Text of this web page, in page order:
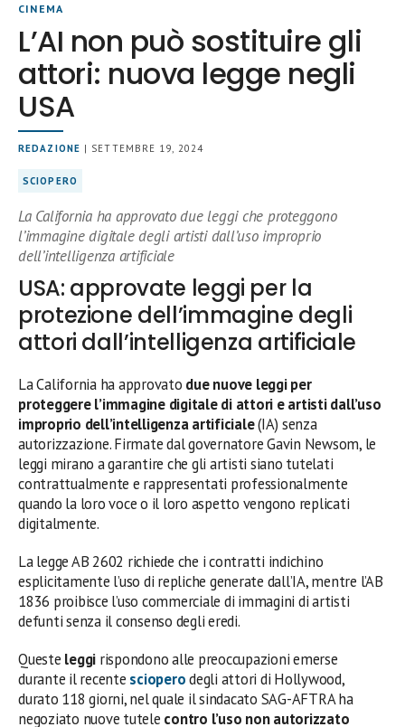
CINEMA
L’AI non può sostituire gli
attori: nuova legge negli
USA
REDAZIONE | SETTEMBRE 19, 2024
SCIOPERO
La California ha approvato due leggi che proteggono
l’immagine digitale degli artisti dall’uso improprio
dell’intelligenza artificiale
USA: approvate leggi per la
protezione dell’immagine degli
attori dall’intelligenza artificiale
La California ha approvato due nuove leggi per
proteggere l’immagine digitale di attori e artisti dall’uso
improprio dell’intelligenza artificiale(IA) senza
autorizzazione. Firmate dal governatore Gavin Newsom, le
leggi mirano a garantire che gli artisti siano tutelati
contrattualmente e rappresentati professionalmente
quando la loro voce o il loro aspetto vengono replicati
digitalmente.
La legge AB 2602 richiede che i contratti indichino
esplicitamente l’uso di repliche generate dall’IA, mentre l’AB
1836 proibisce l’uso commerciale di immagini di artisti
defunti senza il consenso degli eredi.
Queste leggi rispondono alle preoccupazioni emerse
durante il recente scioperodegli attori di Hollywood,
durato 118 giorni, nel quale il sindacato SAG-AFTRA ha
negoziato nuove tutele contro l’uso non autorizzato